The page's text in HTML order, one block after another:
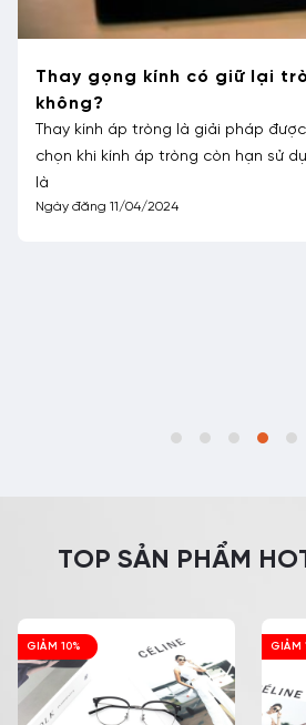
Thay gọng kính có giữ lại
không?
Thay kính áp tròng là giải pháp
chọn khi kính áp tròng còn hạn sử
là
Ngày đăng 11/04/2024
TOP SẢN PHẨM
GIẢM 10% GIẢM